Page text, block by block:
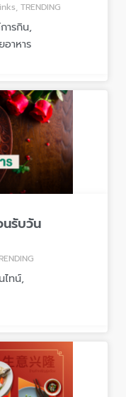
TRENDING
ารกิน,
อาหาร
รับวัน
ไทน์,